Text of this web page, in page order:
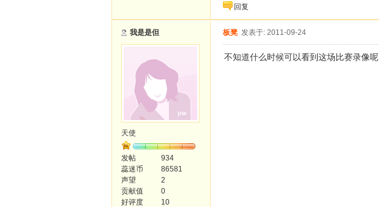
回复
我是是但
天使
发帖
934
蕊迷币
86581
声望
2
贡献值
0
好评度
10
板凳 发表于: 2011-09-24
不知道什么时候可以看到这场比赛录像呢